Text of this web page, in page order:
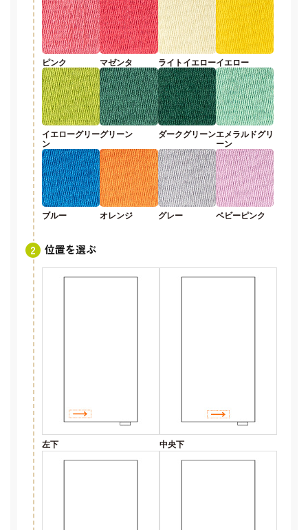
ピンク マゼンタ ライトイエローイエロー
イエローグリー
ン
グリーン ダークグリーンエメラルドグリ
ーン
ブルー オレンジ グレー ベビーピンク
位置を選ぶ
左下 中央下